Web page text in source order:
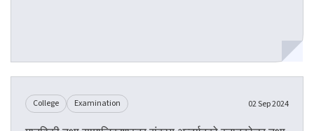
College Examination 02 Sep 2024